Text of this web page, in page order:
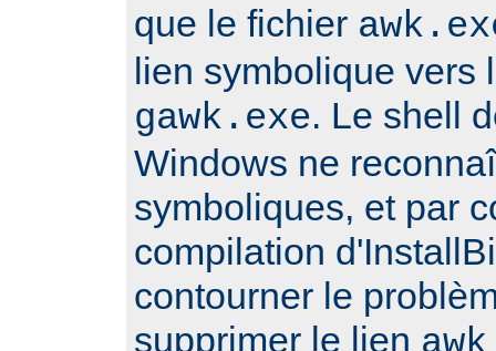
que le fichier
lien symbolique vers
gawk.exe. Le shell
Windows ne
symboliques, et par
compilation
contourner le
supprimer le lien